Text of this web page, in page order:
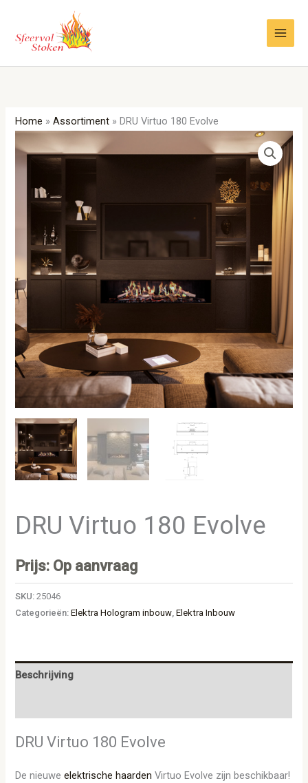
inhoud
Home »Assortiment » DRU Virtuo 180 Evolve
DRU Virtuo 180 Evolve
Prijs: Op aanvraag
SKU:25046
Categorieën:Elektra Hologram inbouw ,Elektra Inbouw
Beschrijving
DRU Virtuo 180 Evolve
De nieuweelektrische haarden Virtuo Evolve zijn beschikbaar!